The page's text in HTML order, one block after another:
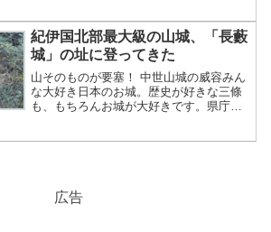
塞化したものが山城です。中世までによ
くみられた城塞の形で、堀や土塁の跡を
いまでも確認できる遺跡がたくさんあり
ます。当時のリアルな様子を伝える独特
の風情で人気の山城ですが、岡山県の
「備中松山城」、岐阜県の「美濃岩村
城」、そして奈良県の「高取
紀伊国北部最大級の山城、「長藪
城」の址に登ってきた
山そのものが要塞！ 中世山城の威容みん
な大好き日本のお城。歴史が好きな三條
も、もちろんお城が大好きです。県庁所
ているのが「山城」です。文字通り、山
の自然地形そのものを要塞化した中世の
広告